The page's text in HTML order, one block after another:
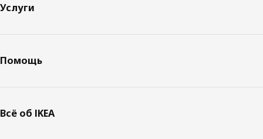
Услуги
Помощь
Всё об IKEA